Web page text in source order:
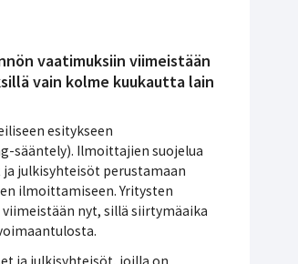
vaatimuksiin viimeistään
vain kolme kuukautta lain
esitykseen
sääntely). Ilmoittajien suojelua
julkisyhteisöt perustamaan
ilmoittamiseen. Yritysten
nyt, sillä siirtymäaika
ja julkisyhteisöt, joilla on